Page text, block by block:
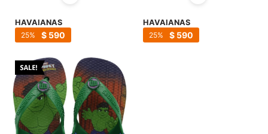
HAVAIANAS
$ 590
25
HAVAIANAS
$ 590
25